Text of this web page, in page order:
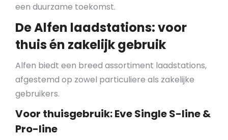
een duurzame toekomst.
De Alfen laadstations: voor
thuis én zakelijk gebruik
Alfen biedt een breed assortiment laadstations,
afgestemd op zowel particuliere als zakelijke
gebruikers.
Voor thuisgebruik: Eve Single S-line &
Pro-line